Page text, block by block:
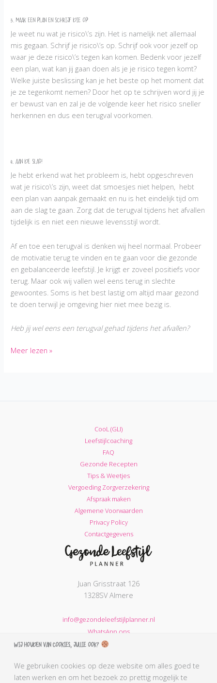
3. Maak een plan en schrijf die op
Je weet nu wat je risico\’s zijn. Het is namelijk net allemaal
mis gegaan. Schrijf je risico\’s op. Schrijf ook voor jezelf op
waar je deze risico\’s tegen kan komen. Bedenk voor jezelf
een plan, wat kan jij gaan doen als je je risico tegen komt?
Welke juiste beslissing kan je het beste op het moment dat
je ze tegenkomt nemen? Door het op te schrijven word jij je
er bewust van en zal je de volgende keer het risico sneller
herkennen en dus een terugval voorkomen.
4. Aan de slag!
Je hebt erkend wat het probleem is, hebt opgeschreven
wat je risico\’s zijn, weet dat smoesjes niet helpen, hebt
een plan van aanpak gemaakt en nu is het eindelijk tijd om
aan de slag te gaan. Zorg dat de terugval tijdens het afvallen
tijdelijk is en niet een nieuwe levensstijl wordt.
Af en toe een terugval is denken wij heel normaal. Probeer
de motivatie terug te vinden en te gaan voor die gezonde
en gebalanceerde leefstijl. Je krijgt er zoveel positiefs voor
terug. Maar ook wij vallen wel eens terug in slechte
gewoontes. Soms is het best lastig om altijd maar gezond
te doen terwijl je omgeving hier niet mee bezig is.
Heb jij wel eens een terugval gehad tijdens het afvallen?
Terugval
Meer lezen »
CooL (GLI)
Leefstijlcoaching
FAQ
Gezonde Recepten
Tips & Weetjes
Vergoeding Zorgverzekering
Afspraak maken
Algemene Voorwaarden
Privacy Policy
Contactgegevens
Juan Grisstraat 126
1328SV Almere
info@gezondeleefstijlplanner.nl
WhatsApp ons
KVK nummer: 68664621
Wij houden van cookies, jullie ook?
We gebruiken cookies op deze website om alles goed te
laten werken en om het bezoek zo prettig mogelijk te